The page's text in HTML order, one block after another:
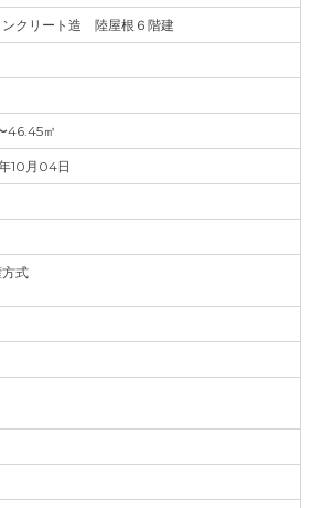
ンクリート造 陸屋根６階建
46.45㎡
10月04日
式